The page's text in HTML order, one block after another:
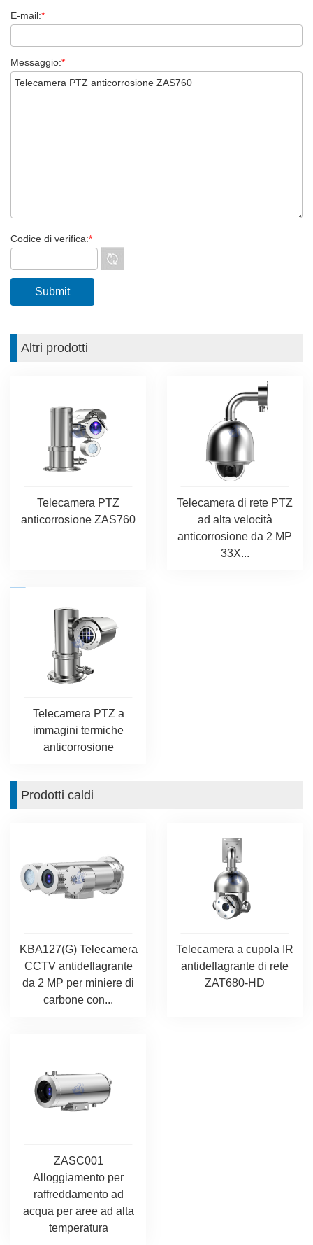
E-mail:*
Messaggio:*
Codice di verifica:*
Altri prodotti
Telecamera PTZ
anticorrosione ZAS760
Telecamera di rete PTZ
ad alta velocità
anticorrosione da 2 MP
33X...
Telecamera PTZ a
immagini termiche
anticorrosione
Prodotti caldi
KBA127(G) Telecamera
CCTV antideflagrante
da 2 MP per miniere di
carbone con...
Telecamera a cupola IR
antideflagrante di rete
ZAT680-HD
ZASC001
Alloggiamento per
raffreddamento ad
acqua per aree ad alta
temperatura